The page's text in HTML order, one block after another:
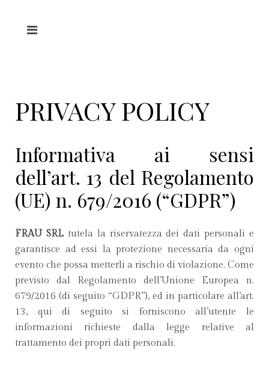
PRIVACY POLICY
Informativa ai sensi
dell’art. 13 del Regolamento
(UE) n. 679/2016 (“GDPR”)
FRAU SRLtutela la riservatezza dei dati personali e
garantisce ad essi la protezione necessaria da ogni
evento che possa metterli a rischio di violazione. Come
previsto dal Regolamento dell’Unione Europea n.
679/2016 (di seguito “GDPR”), ed in particolare all’art.
13, qui di seguito si forniscono all’utente le
informazioni richieste dalla legge relative al
trattamento dei propri dati personali.